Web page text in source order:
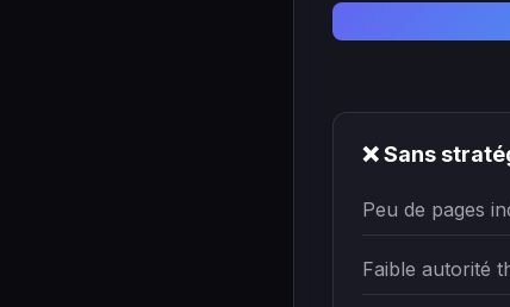
❌ Sans
Peu de pages
Faible autorité